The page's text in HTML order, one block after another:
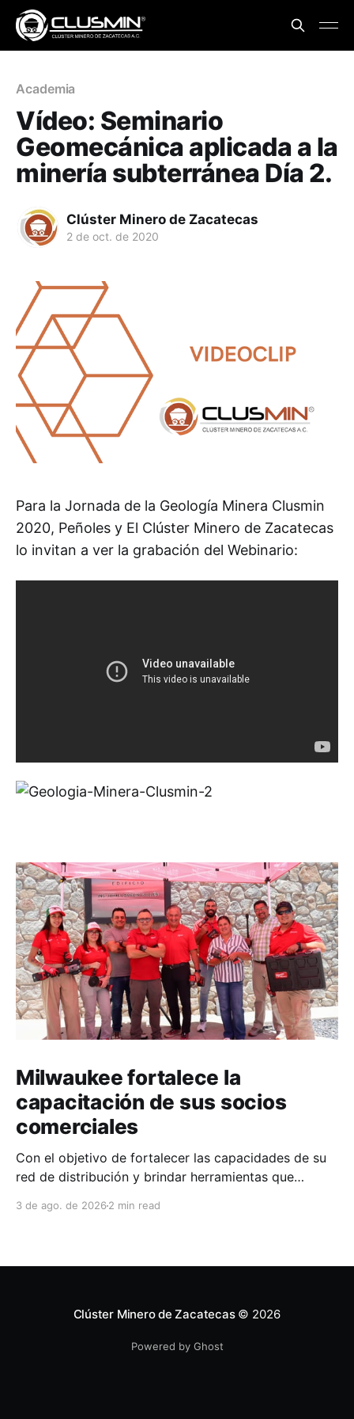
Academia
Vídeo: Seminario
Geomecánica aplicada a la
minería subterránea Día 2.
Clúster Minero de Zacatecas
2 de oct. de 2020
Para la Jornada de la Geología Minera Clusmin
2020, Peñoles y El Clúster Minero de Zacatecas
lo invitan a ver la grabación del Webinario:
Milwaukee fortalece la
capacitación de sus socios
comerciales
Con el objetivo de fortalecer las capacidades de su
red de distribución y brindar herramientas que
técnico, Milwaukee llevó a cabo una capacitación
3 de ago. de 2026 2 min read
Clúster Minero de Zacatecas© 2026
Powered by Ghost